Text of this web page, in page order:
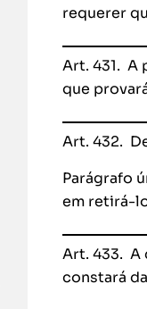
requerer
Art. 431. A
que
Art. 432.
Parágrafo
em retirá-
Art. 433. A
constará